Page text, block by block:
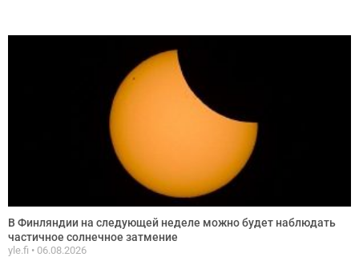
В Финляндии на следующей неделе можно будет наблюдать
частичное солнечное затмение
yle.fi 06.08.2026